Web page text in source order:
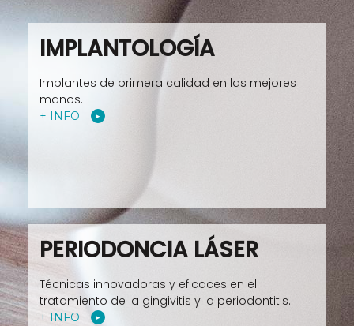
IMPLANTOLOGÍA
Implantes de primera calidad en las mejores
manos.
+ INFO
PERIODONCIA LÁSER
Técnicas innovadoras y eficaces en el
tratamiento de la gingivitis y la periodontitis.
+ INFO